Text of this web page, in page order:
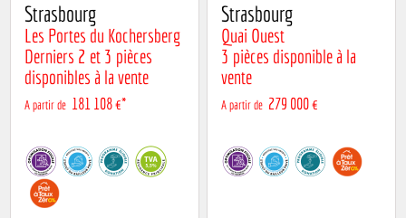
Strasbourg
Les Portes du Kochersberg
Derniers 2 et 3 pièces
disponibles à la vente
A partir de 181 108 €*
Strasbourg
Quai Ouest
3 pièces disponible à la
vente
A partir de 279 000 €